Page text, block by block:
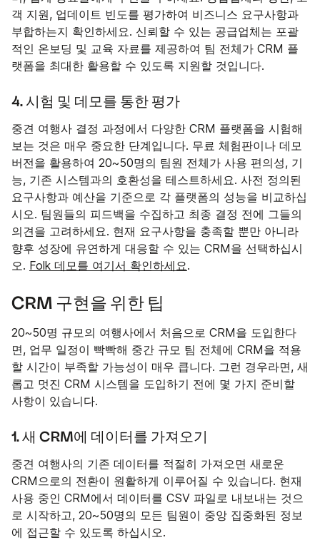
객 지원, 업데이트 빈도를 평가하여 비즈니스 요구사항과
부합하는지 확인하세요. 신뢰할 수 있는 공급업체는 포괄
적인 온보딩 및 교육 자료를 제공하여 팀 전체가 CRM 플
랫폼을 최대한 활용할 수 있도록 지원할 것입니다.
4. 시험 및 데모를 통한 평가
중견 여행사 결정 과정에서 다양한 CRM 플랫폼을 시험해
보는 것은 매우 중요한 단계입니다. 무료 체험판이나 데모
버전을 활용하여 20~50명의 팀원 전체가 사용 편의성, 기
능, 기존 시스템과의 호환성을 테스트하세요. 사전 정의된
요구사항과 예산을 기준으로 각 플랫폼의 성능을 비교하십
시오. 팀원들의 피드백을 수집하고 최종 결정 전에 그들의
의견을 고려하세요. 현재 요구사항을 충족할 뿐만 아니라
향후 성장에 유연하게 대응할 수 있는 CRM을 선택하십시
오. Folk 데모를 여기서 확인하세요.
CRM 구현을 위한 팁
20~50명 규모의 여행사에서 처음으로 CRM을 도입한다
면, 업무 일정이 빡빡해 중간 규모 팀 전체에 CRM을 적용
할 시간이 부족할 가능성이 매우 큽니다. 그런 경우라면, 새
롭고 멋진 CRM 시스템을 도입하기 전에 몇 가지 준비할
사항이 있습니다.
1. 새 CRM에 데이터를 가져오기
중견 여행사의 기존 데이터를 적절히 가져오면 새로운
CRM으로의 전환이 원활하게 이루어질 수 있습니다. 현재
사용 중인 CRM에서 데이터를 CSV 파일로 내보내는 것으
로 시작하고, 20~50명의 모든 팀원이 중앙 집중화된 정보
에 접근할 수 있도록 하십시오.